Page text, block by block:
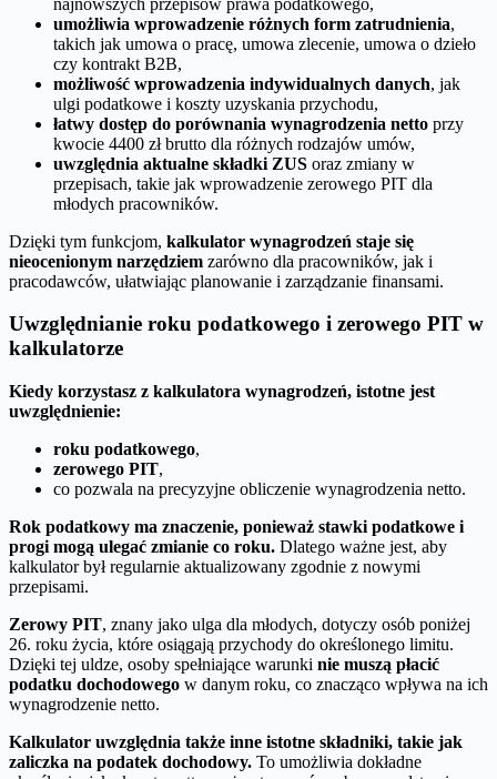
umożliwia wprowadzenie różnych form zatrudnienia,
takich jak umowa o pracę, umowa zlecenie, umowa o dzieło
czy kontrakt B2B,
możliwość wprowadzenia indywidualnych danych, jak
ulgi podatkowe i koszty uzyskania przychodu,
łatwy dostęp do porównania wynagrodzenia netto przy
kwocie 4400 zł brutto dla różnych rodzajów umów,
uwzględnia aktualne składki ZUS oraz zmiany w
przepisach, takie jak wprowadzenie zerowego PIT dla
młodych pracowników.
Dzięki tym funkcjom, kalkulator wynagrodzeń staje się
nieocenionym narzędziem zarówno dla pracowników, jak i
pracodawców, ułatwiając planowanie i zarządzanie finansami.
Uwzględnianie roku podatkowego i zerowego PIT w
kalkulatorze
Kiedy korzystasz z kalkulatora wynagrodzeń, istotne jest
uwzględnienie:
roku podatkowego,
zerowego PIT,
co pozwala na precyzyjne obliczenie wynagrodzenia netto.
Rok podatkowy ma znaczenie, ponieważ stawki podatkowe i
progi mogą ulegać zmianie co roku. Dlatego ważne jest, aby
kalkulator był regularnie aktualizowany zgodnie z nowymi
przepisami.
Zerowy PIT, znany jako ulga dla młodych, dotyczy osób poniżej
26. roku życia, które osiągają przychody do określonego limitu.
Dzięki tej uldze, osoby spełniające warunki nie muszą płacić
podatku dochodowego w danym roku, co znacząco wpływa na ich
wynagrodzenie netto.
Kalkulator uwzględnia także inne istotne składniki, takie jak
zaliczka na podatek dochodowy. To umożliwia dokładne